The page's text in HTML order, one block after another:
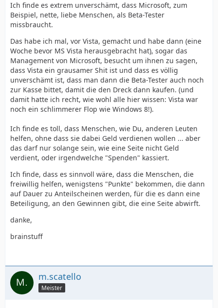
Ich finde es extrem unverschämt, dass Microsoft, zum
Beispiel, nette, liebe Menschen, als Beta-Tester
missbraucht.
Das habe ich mal, vor Vista, gemacht und habe dann (eine
Woche bevor MS Vista herausgebracht hat), sogar das
Management von Microsoft, besucht um ihnen zu sagen,
dass Vista ein grausamer Shit ist und dass es völlig
unverschämt ist, dass man dann die Beta-Tester auch noch
zur Kasse bittet, damit die den Dreck dann kaufen. (und
damit hatte ich recht, wie wohl alle hier wissen: Vista war
noch ein schlimmerer Flop wie Windows 8!).
Ich finde es toll, dass Menschen, wie Du, anderen Leuten
helfen, ohne dass sie dabei Geld verdienen wollen ... aber
das darf nur solange sein, wie eine Seite nicht Geld
verdient, oder irgendwelche "Spenden" kassiert.
Ich finde, dass es sinnvoll wäre, dass die Menschen, die
freiwillig helfen, wenigstens "Punkte" bekommen, die dann
auf Dauer zu Anteilscheinen werden, für die es dann eine
Beteiligung, an den Gewinnen gibt, die eine Seite abwirft.
danke,
brainstuff
m.scatello
Meister